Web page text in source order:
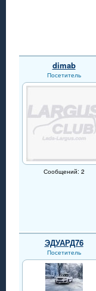
dimab
Посетитель
Сообщений: 2
ЭДУАРД76
Посетитель